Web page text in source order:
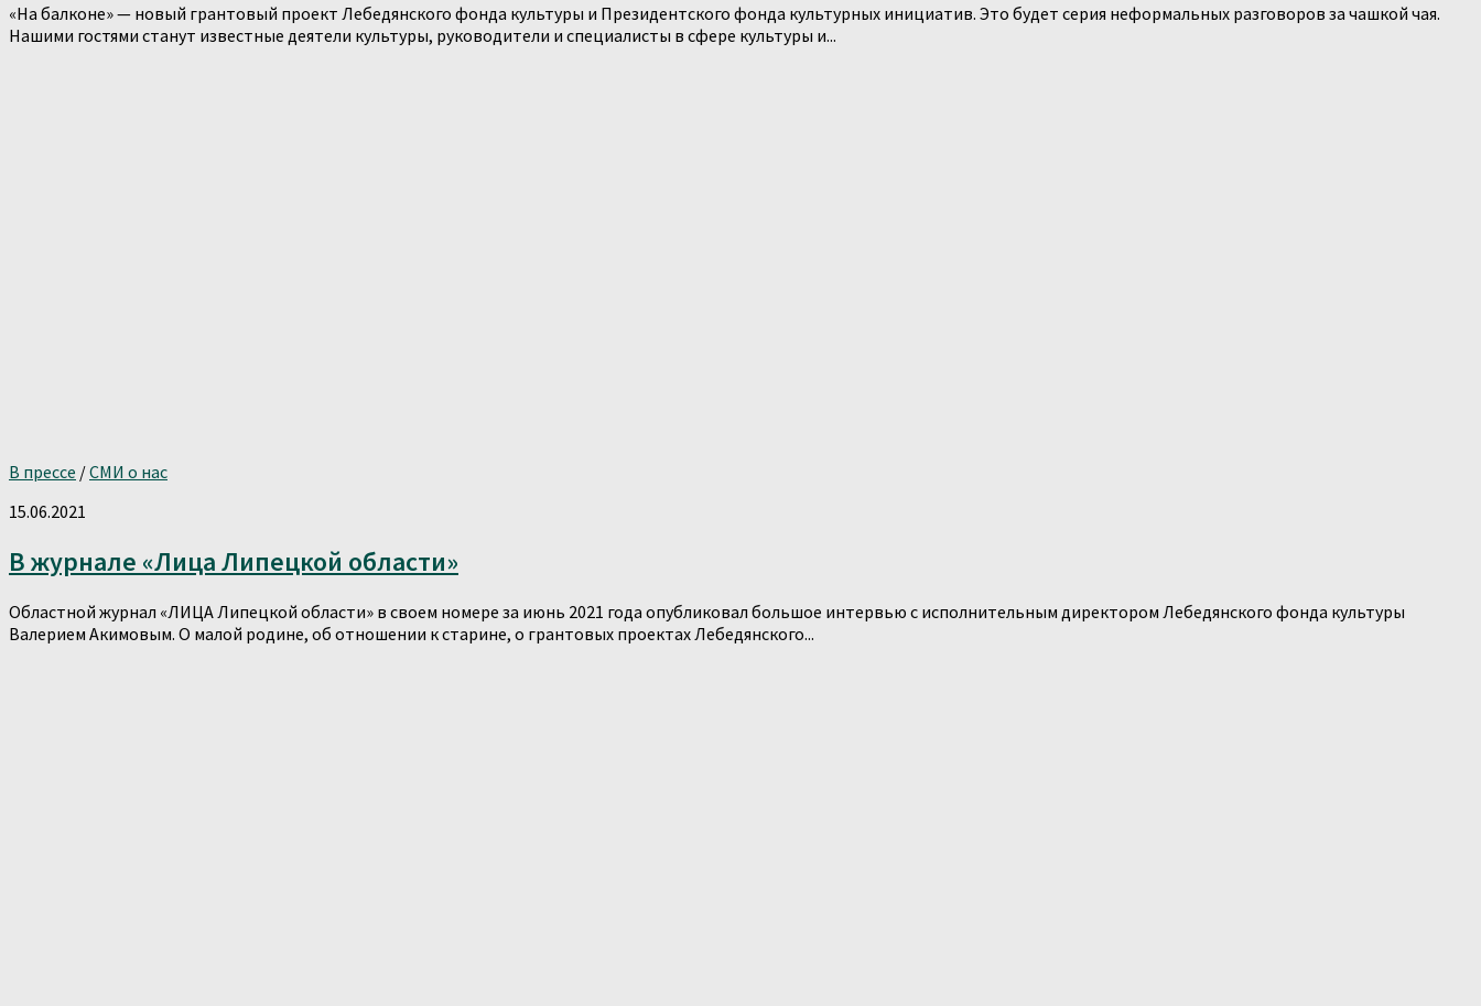
«На балконе» — новый грантовый проект Лебедянского фонда культуры и Президентского фонда культурных инициатив. Это будет серия неформальных разговоров за чашкой чая.
Нашими гостями станут известные деятели культуры, руководители и специалисты в сфере культуры и...
В прессе /СМИ о нас
15.06.2021
В журнале «Лица Липецкой области»
Областной журнал «ЛИЦА Липецкой области» в своем номере за июнь 2021 года опубликовал большое интервью с исполнительным директором Лебедянского фонда культуры
Валерием Акимовым. О малой родине, об отношении к старине, о грантовых проектах Лебедянского...